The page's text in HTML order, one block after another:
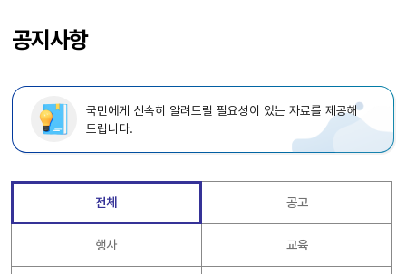
공지사항
국민에게 신속히 알려드릴 필요성이 있는 자료를 제공해
드립니다.
전체 공고
행사 교육